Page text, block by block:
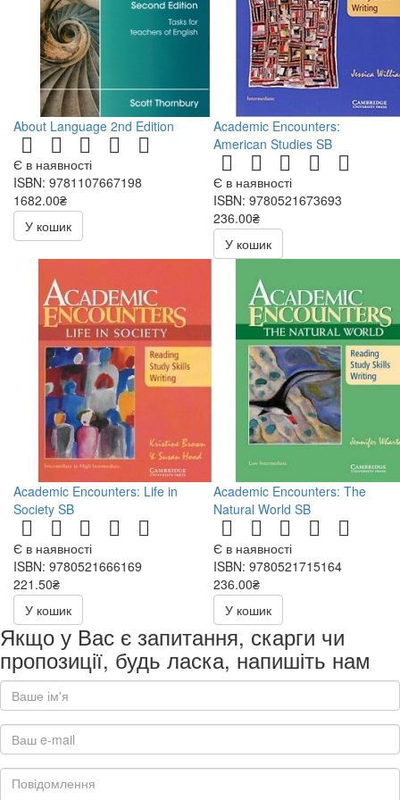
About Language 2nd Edition
Є в наявності
ISBN: 9781107667198
1682.00₴
У кошик
Academic Encounters:
American Studies SB
Є в наявності
ISBN: 9780521673693
236.00₴
472.00₴
У кошик
Academic Encounters: Life in
Society SB
Є в наявності
ISBN: 9780521666169
221.50₴
443.00₴
У кошик
Academic Encounters: The
Natural World SB
Є в наявності
ISBN: 9780521715164
236.00₴
472.00₴
У кошик
Якщо у Вас є запитання, скарги чи
пропозиції, будь ласка, напишіть нам